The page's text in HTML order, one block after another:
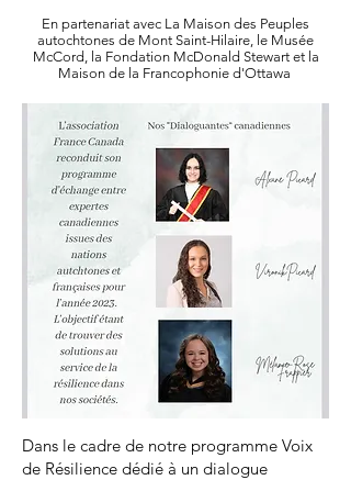
En partenariat avec La Maison des Peuples
autochtones de Mont Saint-Hilaire, le Musée
McCord, la Fondation McDonald Stewart et la
Maison de la Francophonie d'Ottawa
Dans le cadre de notre programme Voix
de Résilience dédié à un dialogue